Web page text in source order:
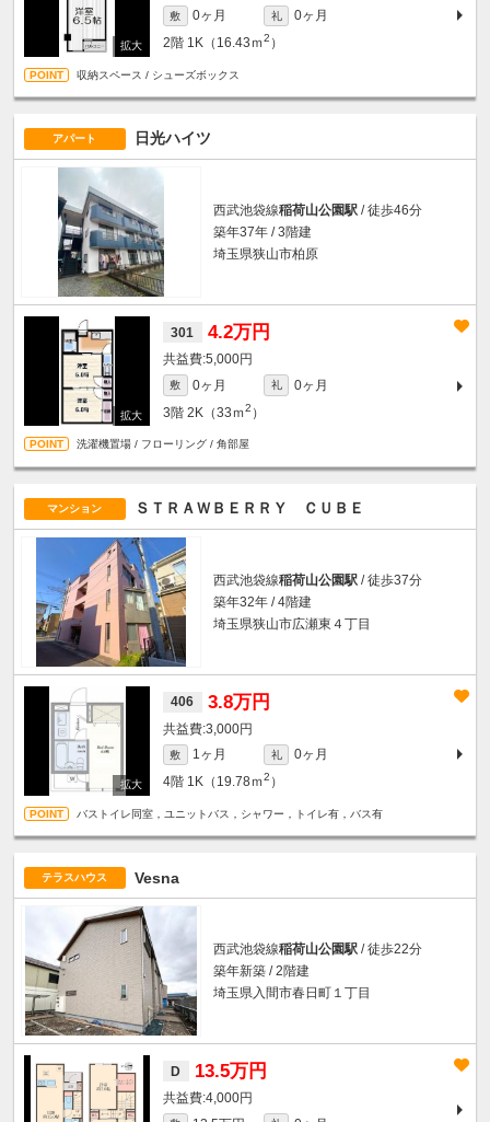
敷 0ヶ月 礼
0ヶ月
2階 1K（16.43ｍ2 ）
収納スペース / シューズボックス
アパート 日光ハイツ
西武池袋線稲荷山公園駅 / 徒歩46分
築年37年 / 3階建
埼玉県狭山市柏原
301 4.2万円
5,000円
敷 0ヶ月 礼
0ヶ月
3階 2K（33ｍ2 ）
洗濯機置場 / フローリング / 角部屋
マンション ＳＴＲＡＷＢＥＲＲＹ ＣＵＢＥ
西武池袋線稲荷山公園駅 / 徒歩37分
築年32年 / 4階建
埼玉県狭山市広瀬東４丁目
406 3.8万円
3,000円
敷 1ヶ月 礼
0ヶ月
4階 1K（19.78ｍ2 ）
バストイレ同室，ユニットバス，シャワー，トイレ有，バス有
テラスハウス Vesna
西武池袋線稲荷山公園駅 / 徒歩22分
築年新築 / 2階建
埼玉県入間市春日町１丁目
D 13.5万円
4,000円